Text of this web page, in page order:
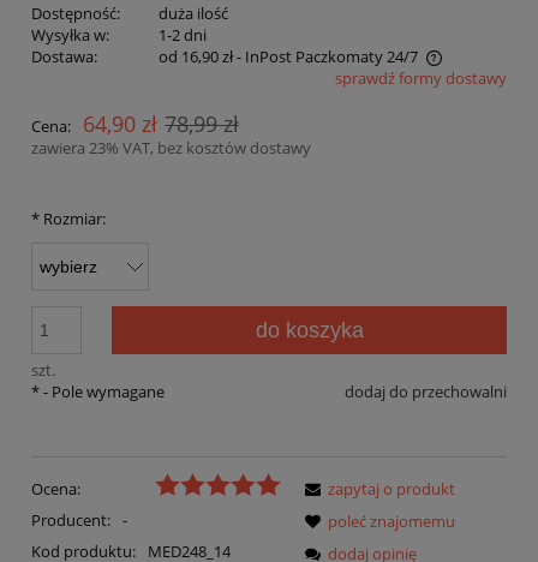
Dostępność:
duża ilość
Wysyłka w:
1-2 dni
Dostawa:
od 16,90 zł- InPost Paczkomaty 24/7
Cena nie zawiera ewentualnych kosztów płatnościsprawdź formy dostawy
Cena: 64,90 zł 78,99 zł
zawiera 23% VAT, bez kosztów dostawy
* Rozmiar:
szt.
do koszyka
dodaj do przechowalni
*- Pole wymagane
Ocena:
Producent: -
Kod produktu:
MED248_14
zapytaj o produkt
poleć znajomemu
dodaj opinię